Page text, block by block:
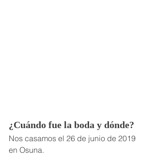
¿Cuándo fue la boda y dónde?
Nos casamos el 26 de junio de 2019
en Osuna.